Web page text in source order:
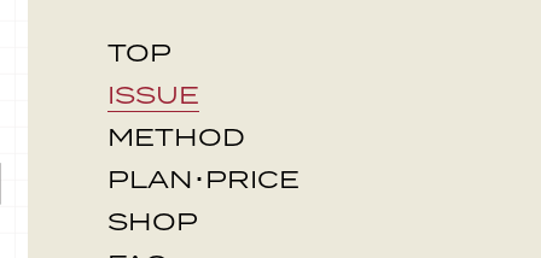
TOP
ISSUE
METHOD
PLAN･PRICE
SHOP